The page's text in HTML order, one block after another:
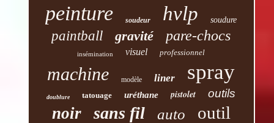
peinture soudeur hvlp soudure
paintball gravité pare-chocs
insémination visuel professionnel
machine modèle liner spray
doublure tatouage uréthane pistolet outils
noir sans fil auto outil